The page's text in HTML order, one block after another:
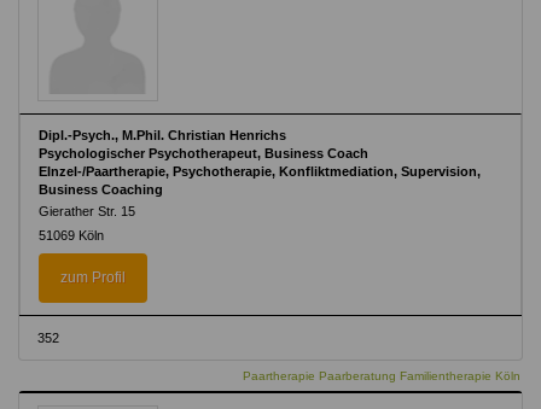
Dipl.-Psych., M.Phil. Christian Henrichs
Psychologischer Psychotherapeut, Business Coach
EInzel-/Paartherapie, Psychotherapie, Konfliktmediation, Supervision,
Business Coaching
Gierather Str. 15
51069 Köln
zum Profil
352
Paartherapie Paarberatung Familientherapie Köln